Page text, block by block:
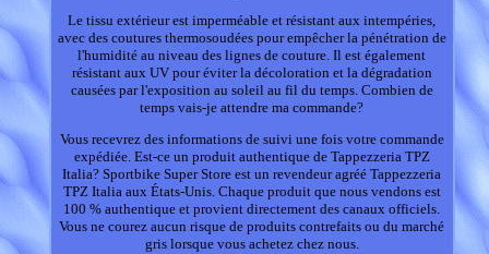
Le tissu extérieur est imperméable et résistant aux intempéries,
avec des coutures thermosoudées pour empêcher la pénétration de
l'humidité au niveau des lignes de couture. Il est également
résistant aux UV pour éviter la décoloration et la dégradation
causées par l'exposition au soleil au fil du temps. Combien de
temps vais-je attendre ma commande?
Vous recevrez des informations de suivi une fois votre commande
expédiée. Est-ce un produit authentique de Tappezzeria TPZ
Italia? Sportbike Super Store est un revendeur agréé Tappezzeria
TPZ Italia aux États-Unis. Chaque produit que nous vendons est
100 % authentique et provient directement des canaux officiels.
Vous ne courez aucun risque de produits contrefaits ou du marché
gris lorsque vous achetez chez nous.